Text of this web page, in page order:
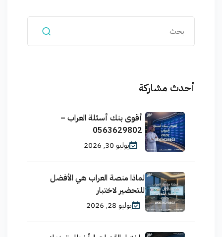
أحدث مشاركة
أقوى بنك أسئلة العراب –
0563629802
يوليو 30, 2026
لماذا منصة العراب هي الأفضل
للتحضير لاختبار
يوليو 28, 2026